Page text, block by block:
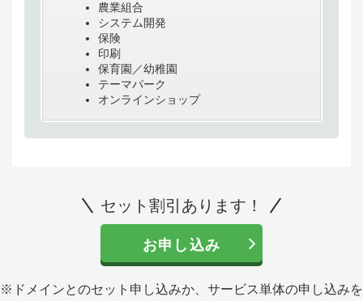
農業組合
システム開発
保険
印刷
保育園／幼稚園
テーマパーク
オンラインショップ
セット割引あります！
お申し込み
※ドメインとのセット申し込みか、サービス単体の申し込みを